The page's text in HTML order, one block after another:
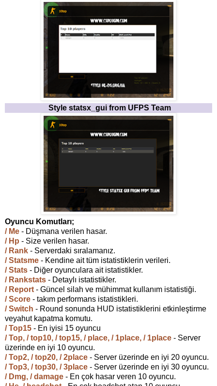
Style statsx_gui from UFPS Team
Oyuncu Komutları;
/ Me - Düşmana verilen hasar.
/ Hp - Size verilen hasar.
/ Rank - Serverdaki sıralamanız.
/ Statsme - Kendine ait tüm istatistiklerin verileri.
/ Stats - Diğer oyunculara ait istatistikler.
/ Rankstats - Detaylı istatistikler.
/ Report - Güncel silah ve mühimmat kullanım istatistiği.
/ Score - takım performans istatistikleri.
/ Switch - Round sonunda HUD istatistiklerini etkinleştirme
veyahut kapatma komutu.
/ Top15 - En iyisi 15 oyuncu
/ Top, / top10, / top15, / place, / 1place, / 1place - Server
üzerinde en iyi 10 oyuncu.
/ Top2, / top20, / 2place - Server üzerinde en iyi 20 oyuncu.
/ Top3, / top30, / 3place - Server üzerinde en iyi 30 oyuncu.
/ Dmg, / damage - En çok hasar veren 10 oyuncu.